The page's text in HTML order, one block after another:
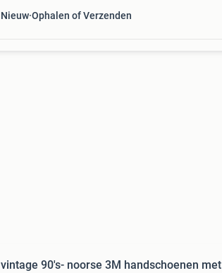
Nieuw Ophalen of Verzenden
vintage 90's- noorse 3M handschoenen met